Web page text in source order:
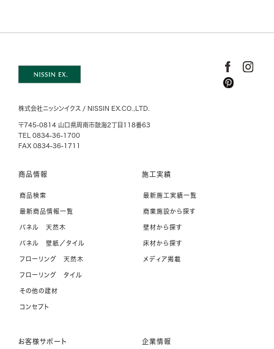
株式会社ニッシンイクス / NISSIN EX.CO.,LTD.
〒745-0814 山口県周南市鼓海2丁目118番63
TEL 0834-36-1700
FAX 0834-36-1711
商品情報
商品検索
最新商品情報一覧
パネル 天然木
パネル 壁紙／タイル
フローリング 天然木
フローリング タイル
その他の建材
コンセプト
施工実績
最新施工実績一覧
商業施設から探す
壁材から探す
床材から探す
メディア掲載
お客様サポート 企業情報